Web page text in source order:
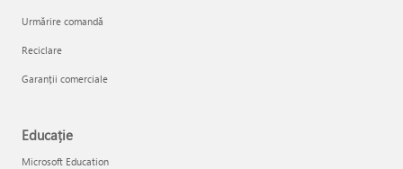
Urmărire comandă
Reciclare
Garanții comerciale
Educație
Microsoft Education